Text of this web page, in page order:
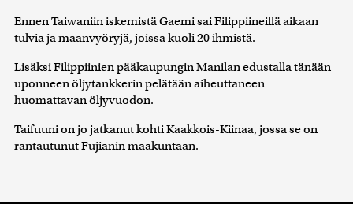
Ennen Taiwaniin iskemistä Gaemi sai Filippiineillä aikaan
tulvia ja maanvyöryjä, joissa kuoli 20 ihmistä.
Lisäksi Filippiinien pääkaupungin Manilan edustalla tänään
uponneen öljytankkerin pelätään aiheuttaneen
huomattavan öljyvuodon.
Taifuuni on jo jatkanut kohti Kaakkois-Kiinaa, jossa se on
rantautunut Fujianin maakuntaan.